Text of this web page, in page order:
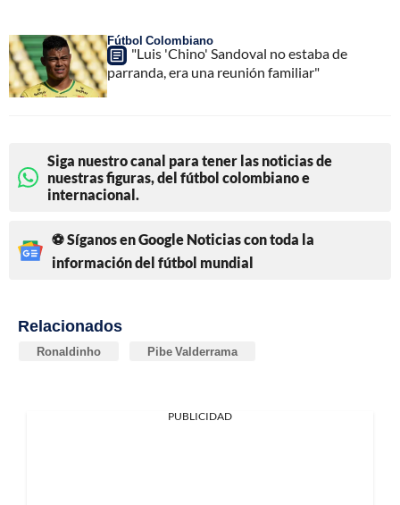
Fútbol Colombiano
"Luis 'Chino' Sandoval no estaba de
parranda, era una reunión familiar"
Siga nuestro canal para tener las noticias de
nuestras figuras, del fútbol colombiano e
internacional.
⚽ Síganos en Google Noticias con toda la
información del fútbol mundial
Relacionados
Ronaldinho Pibe Valderrama
PUBLICIDAD